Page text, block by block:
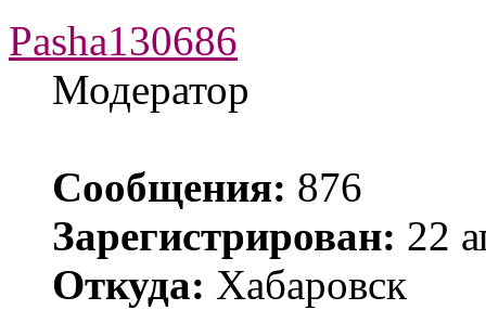
Pasha130686
Модератор
Сообщения: 876
Зарегистрирован: 22
Откуда: Хабаровск